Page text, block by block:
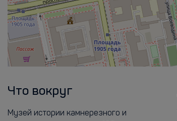
Что вокруг
Музей истории камнерезного и